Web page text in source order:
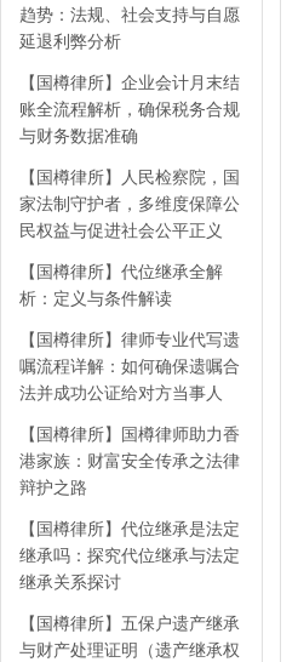
趋势：法规、社会支持与自愿
延退利弊分析
【国樽律所】企业会计月末结
账全流程解析，确保税务合规
与财务数据准确
【国樽律所】人民检察院，国
家法制守护者，多维度保障公
民权益与促进社会公平正义
【国樽律所】代位继承全解
析：定义与条件解读
【国樽律所】律师专业代写遗
嘱流程详解：如何确保遗嘱合
法并成功公证给对方当事人
【国樽律所】国樽律师助力香
港家族：财富安全传承之法律
辩护之路
【国樽律所】代位继承是法定
继承吗：探究代位继承与法定
继承关系探讨
【国樽律所】五保户遗产继承
与财产处理证明（遗产继承权